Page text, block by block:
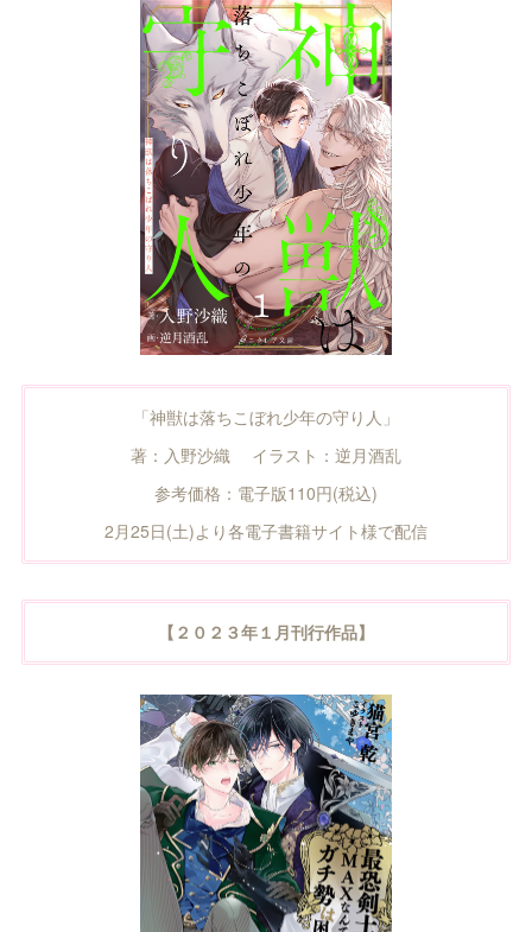
「神獣は落ちこぼれ少年の守り人」
著：入野沙織 イラスト：逆月酒乱
参考価格：電子版110円(税込)
2月25日(土)より各電子書籍サイト様で配信
【２０２３年１月刊行作品】